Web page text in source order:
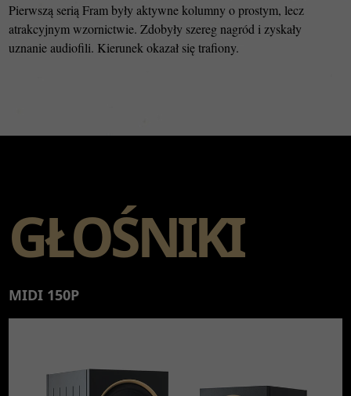
Pierwszą serią Fram były aktywne kolumny o prostym, lecz
atrakcyjnym wzornictwie. Zdobyły szereg nagród i zyskały
uznanie audiofili. Kierunek okazał się trafiony.
GŁOŚNIKI
MIDI 150P